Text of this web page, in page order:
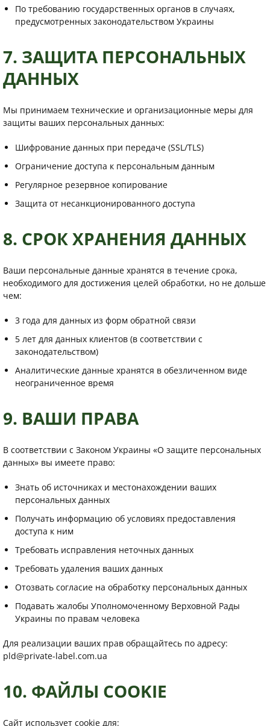
По требованию государственных органов в случаях,
предусмотренных законодательством Украины
7. ЗАЩИТА ПЕРСОНАЛЬНЫХ
ДАННЫХ
Мы принимаем технические и организационные меры для
защиты ваших персональных данных:
Шифрование данных при передаче (SSL/TLS)
Ограничение доступа к персональным данным
Регулярное резервное копирование
Защита от несанкционированного доступа
8. СРОК ХРАНЕНИЯ ДАННЫХ
Ваши персональные данные хранятся в течение срока,
необходимого для достижения целей обработки, но не дольше
чем:
3 года для данных из форм обратной связи
5 лет для данных клиентов (в соответствии с
законодательством)
Аналитические данные хранятся в обезличенном виде
неограниченное время
9. ВАШИ ПРАВА
В соответствии с Законом Украины «О защите персональных
данных» вы имеете право:
Знать об источниках и местонахождении ваших
персональных данных
Получать информацию об условиях предоставления
доступа к ним
Требовать исправления неточных данных
Требовать удаления ваших данных
Отозвать согласие на обработку персональных данных
Пода­вать жалобы Уполномоченному Верховной Рады
Украины по правам человека
Для реализации ваших прав обращайтесь по адресу:
pld@private-label.com.ua
10. ФАЙЛЫ COOKIE
Сайт использует cookie для: